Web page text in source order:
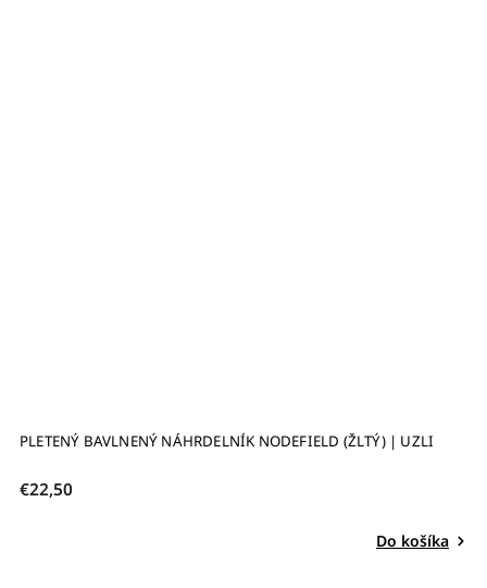
PLETENÝ BAVLNENÝ NÁHRDELNÍK NODEFIELD (ŽLTÝ) | UZLI
€22,50
Do košíka